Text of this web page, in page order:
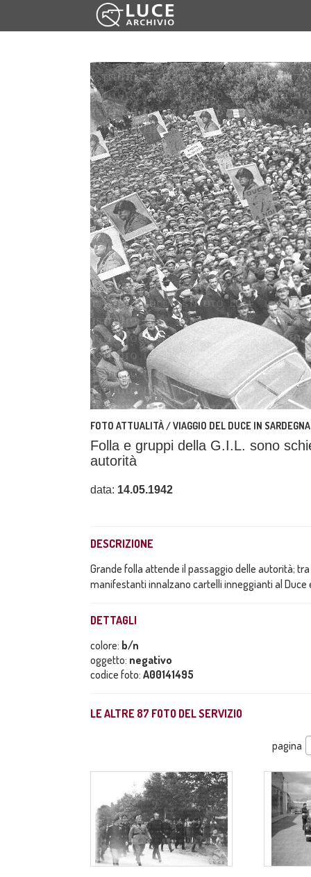
FOTO ATTUALITÀ / VIAGGIO DEL DUCE IN SARDEGNA
Folla e gruppi della G.I.L. sono
autorità
data: 14.05.1942
DESCRIZIONE
Grande folla attende il passaggio delle autorità;
manifestanti innalzano cartelli inneggianti al
DETTAGLI
colore: b/n
oggetto: negativo
codice foto: A00141495
LE ALTRE 87 FOTO DEL SERVIZIO
pagina